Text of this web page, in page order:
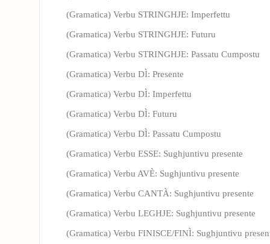
(Gramatica) Verbu STRINGHJE: Imperfettu
(Gramatica) Verbu STRINGHJE: Futuru
(Gramatica) Verbu STRINGHJE: Passatu Cumpostu
(Gramatica) Verbu DÌ: Presente
(Gramatica) Verbu DÌ: Imperfettu
(Gramatica) Verbu DÌ: Futuru
(Gramatica) Verbu DÌ: Passatu Cumpostu
(Gramatica) Verbu ESSE: Sughjuntivu presente
(Gramatica) Verbu AVÈ: Sughjuntivu presente
(Gramatica) Verbu CANTÀ: Sughjuntivu presente
(Gramatica) Verbu LEGHJE: Sughjuntivu presente
(Gramatica) Verbu FINISCE/FINÌ: Sughjuntivu